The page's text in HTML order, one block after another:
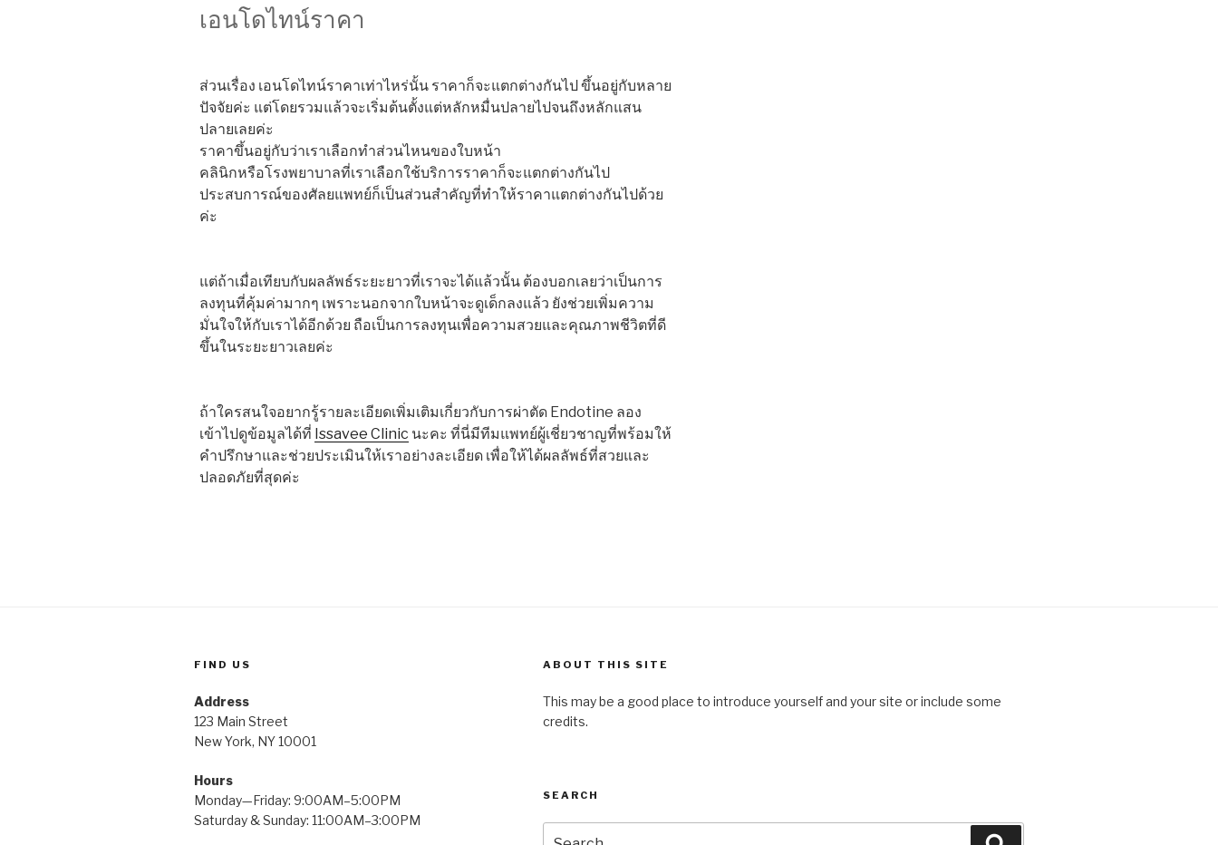
เอนโดไทน์ราคา
ส่วนเรื่อง เอนโดไทน์ราคาเท่าไหร่นั้น ราคาก็จะแตกต่างกันไป ขึ้นอยู่กับหลาย
ปัจจัยค่ะ แต่โดยรวมแล้วจะเริ่มต้นตั้งแต่หลักหมื่นปลายไปจนถึงหลักแสน
ปลายเลยค่ะ
ราคาขึ้นอยู่กับว่าเราเลือกทำส่วนไหนของใบหน้า
คลินิกหรือโรงพยาบาลที่เราเลือกใช้บริการราคาก็จะแตกต่างกันไป
ประสบการณ์ของศัลยแพทย์ก็เป็นส่วนสำคัญที่ทำให้ราคาแตกต่างกันไปด้วย
ค่ะ
แต่ถ้าเมื่อเทียบกับผลลัพธ์ระยะยาวที่เราจะได้แล้วนั้น ต้องบอกเลยว่าเป็นการ
ลงทุนที่คุ้มค่ามากๆ เพราะนอกจากใบหน้าจะดูเด็กลงแล้ว ยังช่วยเพิ่มความ
มั่นใจให้กับเราได้อีกด้วย ถือเป็นการลงทุนเพื่อความสวยและคุณภาพชีวิตที่ดี
ขึ้นในระยะยาวเลยค่ะ
ถ้าใครสนใจอยากรู้รายละเอียดเพิ่มเติมเกี่ยวกับการผ่าตัด Endotine ลอง
เข้าไปดูข้อมูลได้ที่ Issavee Clinic นะคะ ที่นี่มีทีมแพทย์ผู้เชี่ยวชาญที่พร้อมให้
คำปรึกษาและช่วยประเมินให้เราอย่างละเอียด เพื่อให้ได้ผลลัพธ์ที่สวยและ
ปลอดภัยที่สุดค่ะ
FIND US
Address
123 Main Street
New York, NY 10001
Hours
Monday—Friday: 9:00AM–5:00PM
Saturday & Sunday: 11:00AM–3:00PM
ABOUT THIS SITE
This may be a good place to introduce yourself and your site or include some
credits.
SEARCH